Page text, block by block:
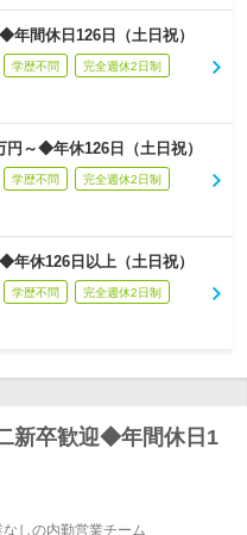
間休日126日（土日祝）
学歴不問 完全週休2日制
～◆年休126日（土日祝）
学歴不問 完全週休2日制
休126日以上（土日祝）
学歴不問 完全週休2日制
新卒歓迎◆年間休日1
しの内勤営業チーム